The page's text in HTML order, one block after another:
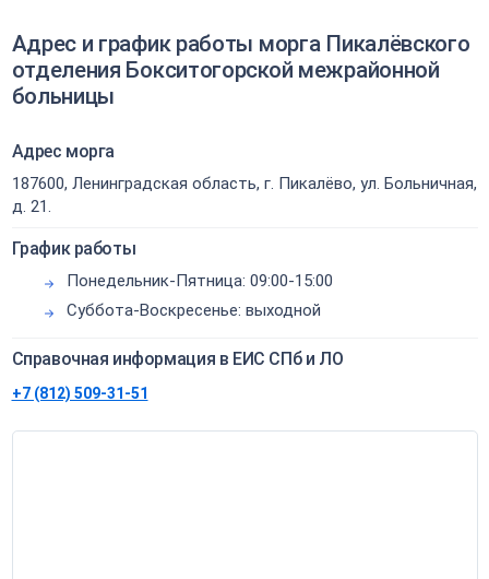
Адрес и график работы морга Пикалёвского
отделения Бокситогорской межрайонной
больницы
Адрес морга
187600, Ленинградская область, г. Пикалёво, ул. Больничная,
д. 21.
График работы
Понедельник-Пятница: 09:00-15:00
Суббота-Воскресенье: выходной
Справочная информация в ЕИС СПб и ЛО
+7 (812) 509-31-51